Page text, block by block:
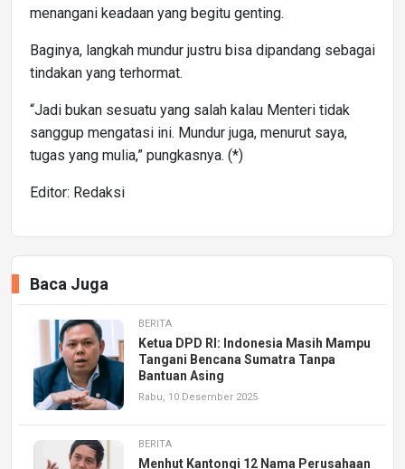
menangani keadaan yang begitu genting.
Baginya, langkah mundur justru bisa dipandang sebagai
tindakan yang terhormat.
“Jadi bukan sesuatu yang salah kalau Menteri tidak
sanggup mengatasi ini. Mundur juga, menurut saya,
tugas yang mulia,” pungkasnya. (*)
Editor: Redaksi
Baca Juga
BERITA
Ketua DPD RI: Indonesia Masih Mampu
Tangani Bencana Sumatra Tanpa
Bantuan Asing
Rabu, 10 Desember 2025
BERITA
Menhut Kantongi 12 Nama Perusahaan